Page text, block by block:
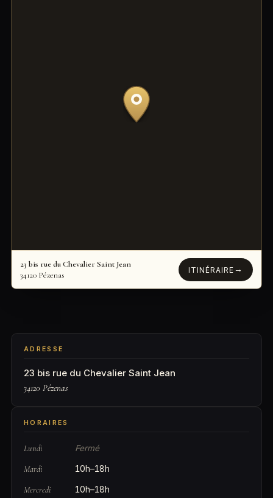
23 bis rue du Chevalier Saint Jean
34120 Pézenas
ITINÉRAIRE →
ADRESSE
23 bis rue du Chevalier Saint Jean
34120 Pézenas
HORAIRES
Lundi Fermé
Mardi 10h–18h
Mercredi 10h–18h